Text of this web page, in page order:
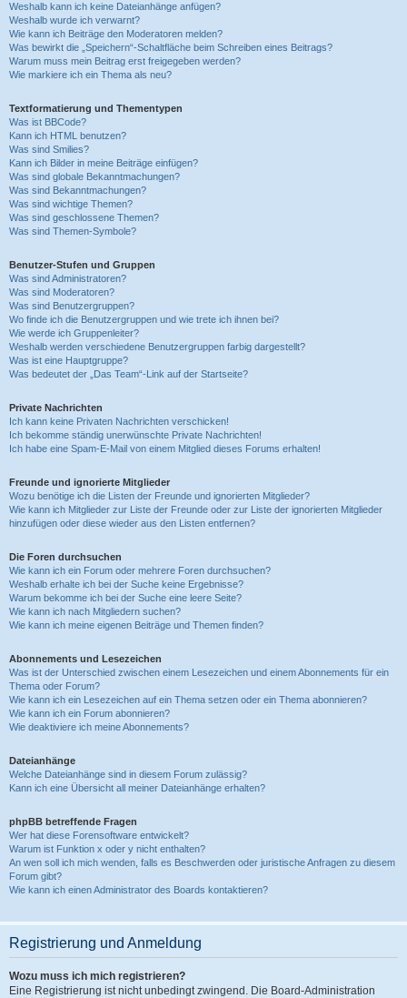
Weshalb kann ich keine Dateianhänge anfügen?
Weshalb wurde ich verwarnt?
Wie kann ich Beiträge den Moderatoren melden?
Was bewirkt die „Speichern“-Schaltfläche beim Schreiben eines Beitrags?
Warum muss mein Beitrag erst freigegeben werden?
Wie markiere ich ein Thema als neu?
Textformatierung und Thementypen
Was ist BBCode?
Kann ich HTML benutzen?
Was sind Smilies?
Kann ich Bilder in meine Beiträge einfügen?
Was sind globale Bekanntmachungen?
Was sind Bekanntmachungen?
Was sind wichtige Themen?
Was sind geschlossene Themen?
Was sind Themen-Symbole?
Benutzer-Stufen und Gruppen
Was sind Administratoren?
Was sind Moderatoren?
Was sind Benutzergruppen?
Wo finde ich die Benutzergruppen und wie trete ich ihnen bei?
Wie werde ich Gruppenleiter?
Weshalb werden verschiedene Benutzergruppen farbig dargestellt?
Was ist eine Hauptgruppe?
Was bedeutet der „Das Team“-Link auf der Startseite?
Private Nachrichten
Ich kann keine Privaten Nachrichten verschicken!
Ich bekomme ständig unerwünschte Private Nachrichten!
Ich habe eine Spam-E-Mail von einem Mitglied dieses Forums erhalten!
Freunde und ignorierte Mitglieder
Wozu benötige ich die Listen der Freunde und ignorierten Mitglieder?
Wie kann ich Mitglieder zur Liste der Freunde oder zur Liste der ignorierten Mitglieder
hinzufügen oder diese wieder aus den Listen entfernen?
Die Foren durchsuchen
Wie kann ich ein Forum oder mehrere Foren durchsuchen?
Weshalb erhalte ich bei der Suche keine Ergebnisse?
Warum bekomme ich bei der Suche eine leere Seite?
Wie kann ich nach Mitgliedern suchen?
Wie kann ich meine eigenen Beiträge und Themen finden?
Abonnements und Lesezeichen
Was ist der Unterschied zwischen einem Lesezeichen und einem Abonnements für ein
Thema oder Forum?
Wie kann ich ein Lesezeichen auf ein Thema setzen oder ein Thema abonnieren?
Wie kann ich ein Forum abonnieren?
Wie deaktiviere ich meine Abonnements?
Dateianhänge
Welche Dateianhänge sind in diesem Forum zulässig?
Kann ich eine Übersicht all meiner Dateianhänge erhalten?
phpBB betreffende Fragen
Wer hat diese Forensoftware entwickelt?
Warum ist Funktion x oder y nicht enthalten?
An wen soll ich mich wenden, falls es Beschwerden oder juristische Anfragen zu diesem
Forum gibt?
Wie kann ich einen Administrator des Boards kontaktieren?
Registrierung und Anmeldung
Wozu muss ich mich registrieren?
Eine Registrierung ist nicht unbedingt zwingend. Die Board-Administration